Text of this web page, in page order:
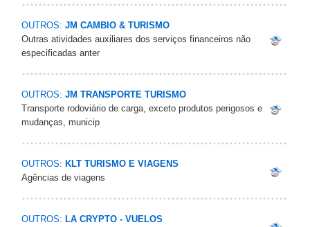
OUTROS: JM CAMBIO & TURISMO
Outras atividades auxiliares dos serviços financeiros não
especificadas anter
OUTROS: JM TRANSPORTE TURISMO
Transporte rodoviário de carga, exceto produtos perigosos e
mudanças, municip
OUTROS: KLT TURISMO E VIAGENS
Agências de viagens
OUTROS: LA CRYPTO - VUELOS